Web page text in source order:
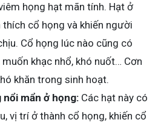
họng hạt mãn tính. Hạt ở
cổ họng và khiến người
Cổ họng lúc nào cũng có
khạc nhổ, khó nuốt… Cơn
khăn trong sinh hoạt.
mẩn ở họng: Các hạt này có
vị trí ở thành cổ họng, khiến cổ